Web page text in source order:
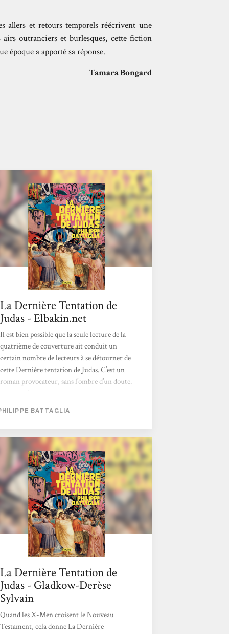
allers et retours temporels réécrivent une
outranciers et burlesques, cette fiction
époque a apporté sa réponse.
Tamara Bongard
La Dernière Tentation de
Judas - Elbakin.net
Il est bien possible que la seule lecture de la
quatrième de couverture ait conduit un
certain nombre de lecteurs à se détourner de
cette Dernière tentation de Judas. C’est un
roman provocateur, sans l’ombre d’un doute.
des tonnes de paillettes, et probablement un
donjon SM installé dans un coin à l’intention
des amateurs, vous aurez une idée du (sacré)
pas de côté que fait ce texte par rapport à la
Bible. Vous m’accorderez...
BATTAGLIA
La Dernière Tentation de
Judas - Gladkow-Derèse
Sylvain
Quand les X-Men croisent le Nouveau
Testament, cela donne La Dernière